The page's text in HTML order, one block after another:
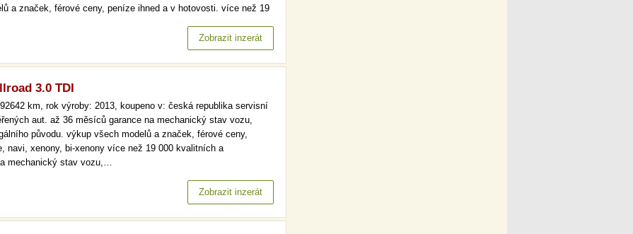
a značek, férové ceny, peníze ihned a v hotovosti. více než 19
stav vozu, kontrola najetých km. doživotní záruka…
Zobrazit inzerát
3.0 TDI
km, rok výroby: 2013, koupeno v: česká republika servisní
aut. až 36 měsíců garance na mechanický stav vozu,
původu. výkup všech modelů a značek, férové ceny,
navi, xenony, bi-xenony více než 19 000 kvalitních a
mechanický stav vozu,…
Zobrazit inzerát